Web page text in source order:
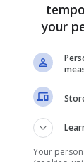
your
Your